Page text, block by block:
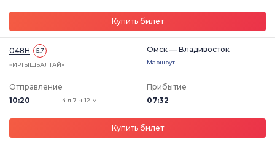
Купить билет
048Н 5.7
«ИРТЫШЬАЛТАЙ»
Омск — Владивосток
Маршрут
Отправление
10:20
4 д 7 ч 12 м
Прибытие
07:32
Купить билет